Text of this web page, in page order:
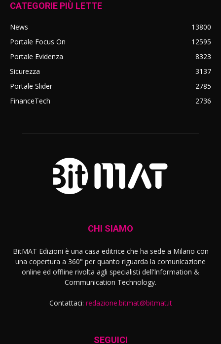
CATEGORIE PIÙ LETTE
News
13800
Portale Focus On
12595
Portale Evidenza
8323
Sicurezza
3137
Portale Slider
2785
FinanceTech
2736
CHI SIAMO
BitMAT Edizioni è una casa editrice che ha sede a Milano con
una copertura a 360° per quanto riguarda la comunicazione
online ed offline rivolta agli specialisti dell'lnformation &
Communication Technology.
Contattaci: redazione.bitmat@bitmat.it
SEGUICI